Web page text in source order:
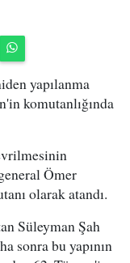
yapılanma
komutanlığında
Ömer
olarak atandı.
Süleyman Şah
sonra bu yapının